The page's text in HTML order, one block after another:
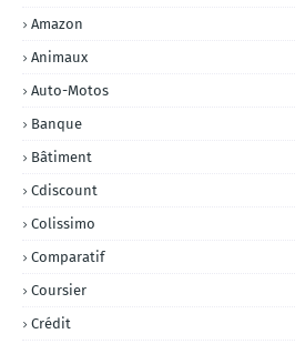
Amazon
Animaux
Auto-Motos
Banque
Bâtiment
Cdiscount
Colissimo
Comparatif
Coursier
Crédit